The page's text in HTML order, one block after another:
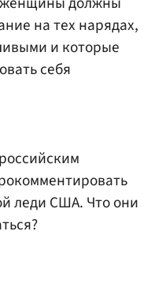
на тех нарядах,
и которые
себя
леди США. Что они